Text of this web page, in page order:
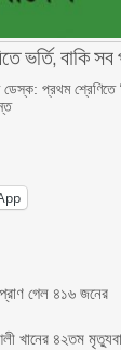
ভর্তি, বাকি সব
প্রথম শ্রেণিতে
গেল ৪১৬ জনের
খানের ৪২তম